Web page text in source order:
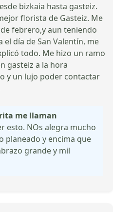
bizkaia hasta gasteiz.
florista de Gasteiz. Me
febrero,y aun teniendo
día de San Valentín, me
todo. Me hizo un ramo
gasteiz a la hora
y un lujo poder contactar
me llaman
esto. NOs alegra mucho
planeado y encima que
grande y mil